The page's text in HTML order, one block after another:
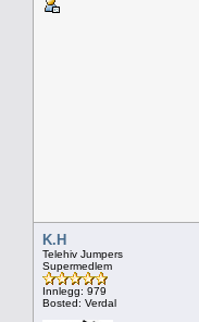
K.H
Telehiv Jumpers
Supermedlem
Innlegg: 979
Bosted: Verdal